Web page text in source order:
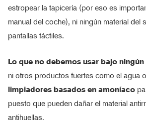
estropear la tapicería (por eso es
manual del coche), ni ningún material del
pantallas táctiles.
Lo que no debemos usar bajo
ni otros productos fuertes como el agua
limpiadores basados en amoníaco
puesto que pueden dañar el material
antihuellas.